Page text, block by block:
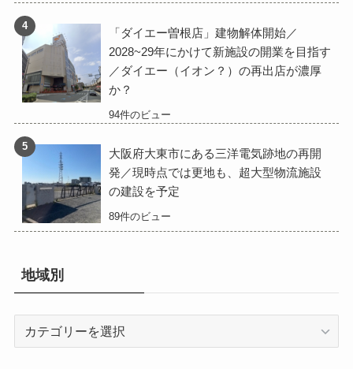
「ダイエー曽根店」建物解体開始／
2028~29年にかけて新施設の開業を目指す
／ダイエー（イオン？）の再出店が濃厚
か？
94件のビュー
大阪府大東市にある三洋電気跡地の再開
発／現時点では更地も、超大型物流施設
の建設を予定
89件のビュー
地域別